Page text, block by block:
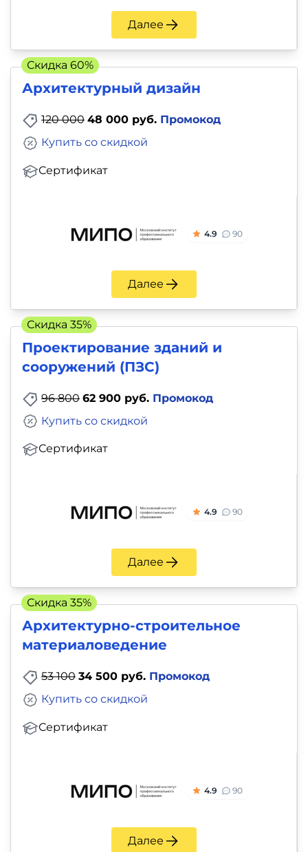
Далее
Архитектурный дизайн
120 000 48 000 руб. Промокод
Сертификат
Купить со скидкой
4.9 90
Далее
Скидка 60%
Проектирование зданий и
сооружений (ПЗС)
96 800 62 900 руб. Промокод
Сертификат
Купить со скидкой
4.9 90
Далее
Скидка 35%
Архитектурно-строительное
материаловедение
53 100 34 500 руб. Промокод
Сертификат
Купить со скидкой
4.9 90
Далее
Скидка 35%